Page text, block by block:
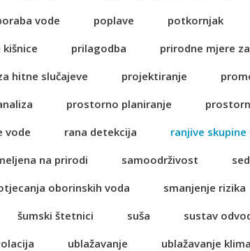
vode
poplave potkornjak
prilagodba prirodne mjere
hitne slučajeve
projektiranje
prostorno planiranje
vode
rana detekcija ranjive
na prirodi
samoodrživost
oborinskih voda
smanjenje rizika
šumski štetnici suša sustav
ublažavanje ublažavanje